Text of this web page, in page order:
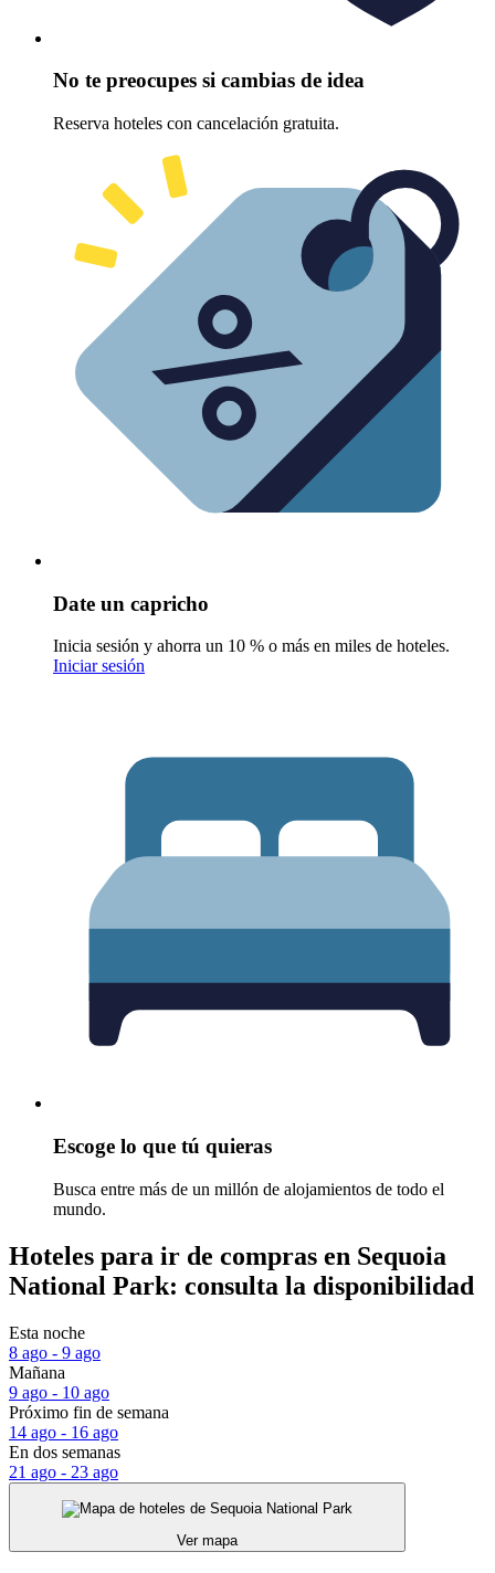
No te preocupes si cambias de idea
Reserva hoteles con cancelación gratuita.
Date un capricho
Inicia sesión y ahorra un 10 % o más en miles de hoteles.
Iniciar sesión
Escoge lo que tú quieras
Busca entre más de un millón de alojamientos de todo el
mundo.
Hoteles para ir de compras en Sequoia
National Park: consulta la disponibilidad
Esta noche
8 ago - 9 ago
Mañana
9 ago - 10 ago
Próximo fin de semana
14 ago - 16 ago
En dos semanas
21 ago - 23 ago
Ver mapa